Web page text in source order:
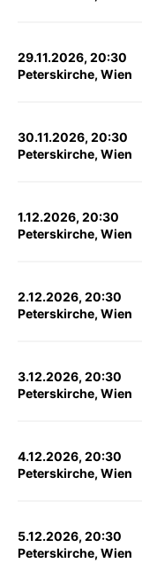
29.11.2026, 20:30
Peterskirche, Wien
30.11.2026, 20:30
Peterskirche, Wien
1.12.2026, 20:30
Peterskirche, Wien
2.12.2026, 20:30
Peterskirche, Wien
3.12.2026, 20:30
Peterskirche, Wien
4.12.2026, 20:30
Peterskirche, Wien
5.12.2026, 20:30
Peterskirche, Wien